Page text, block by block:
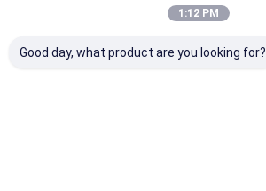
1:12 PM
Good day, what product are you looking for?